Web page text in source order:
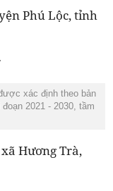
xác định theo bản
2021 - 2030, tầm